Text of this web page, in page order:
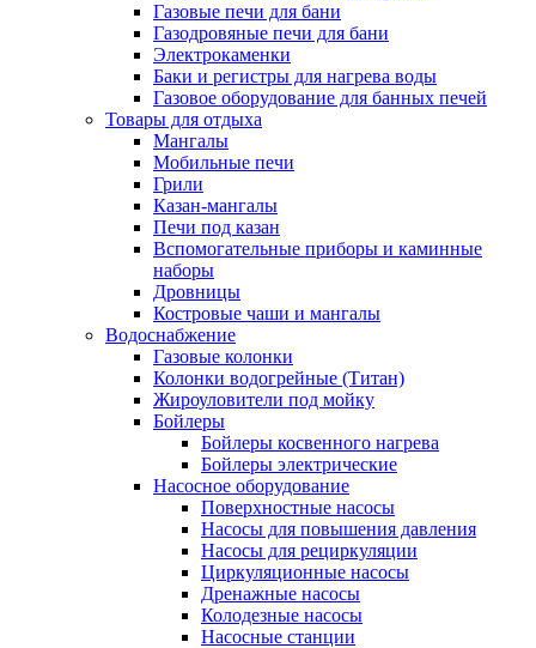
Газовые печи для бани
Газодровяные печи для бани
Электрокаменки
Баки и регистры для нагрева воды
Газовое оборудование для банных печей
Товары для отдыха
Мангалы
Мобильные печи
Грили
Казан-мангалы
Печи под казан
Вспомогательные приборы и каминные
наборы
Дровницы
Костровые чаши и мангалы
Водоснабжение
Газовые колонки
Колонки водогрейные (Титан)
Жироуловители под мойку
Бойлеры
Бойлеры косвенного нагрева
Бойлеры электрические
Насосное оборудование
Поверхностные насосы
Насосы для повышения давления
Насосы для рециркуляции
Циркуляционные насосы
Дренажные насосы
Колодезные насосы
Насосные станции